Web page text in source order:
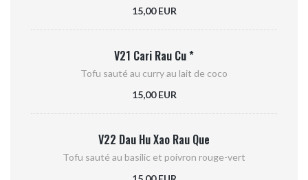
15,00 EUR
V21 Cari Rau Cu *
Tofu sauté au curry au lait de coco
15,00 EUR
V22 Dau Hu Xao Rau Que
Tofu sauté au basilic et poivron rouge-vert